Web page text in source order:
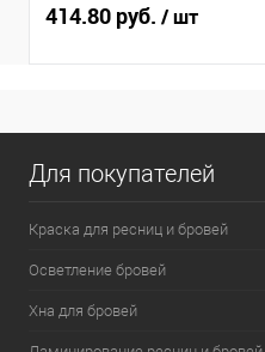
цвет
414.80 руб. / шт
Для покупателей
Краска для ресниц и бровей
Осветление бровей
Хна для бровей